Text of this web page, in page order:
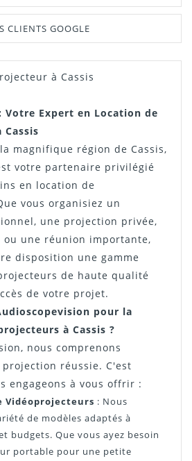
CLIENTS GOOGLE
Dans L'onglet
à Cassis
Votre Expert en Location de
magnifique région de Cassis,
votre partenaire privilégié
en location de
vous organisiez un
une projection privée,
une réunion importante,
disposition une gamme
de haute qualité
de votre projet.
pour la
à Cassis ?
nous comprenons
réussie. C'est
engageons à vous offrir :
Vidéoprojecteurs : Nous
de modèles adaptés à
budgets. Que vous ayez besoin
portable pour une petite